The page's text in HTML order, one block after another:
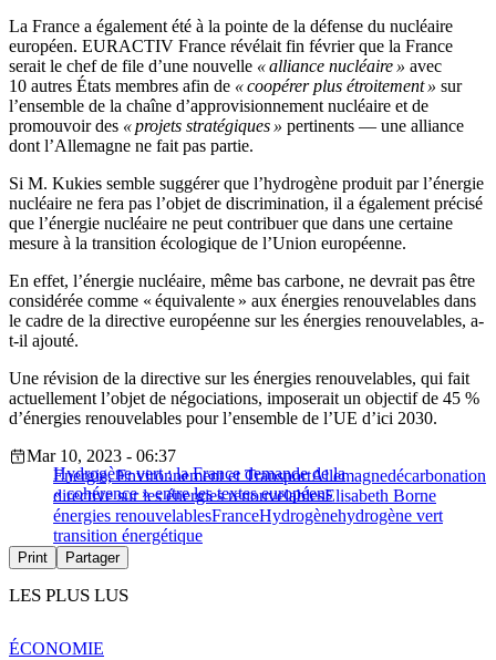
La France a également été à la pointe de la défense du nucléaire
européen. EURACTIV France révélait fin février que la France
serait le chef de file d’une nouvelle « alliance nucléaire » avec
10 autres États membres afin de « coopérer plus étroitement » sur
l’ensemble de la chaîne d’approvisionnement nucléaire et de
promouvoir des « projets stratégiques » pertinents — une alliance
dont l’Allemagne ne fait pas partie.
Si M. Kukies semble suggérer que l’hydrogène produit par l’énergie
nucléaire ne fera pas l’objet de discrimination, il a également précisé
que l’énergie nucléaire ne peut contribuer que dans une certaine
mesure à la transition écologique de l’Union européenne.
En effet, l’énergie nucléaire, même bas carbone, ne devrait pas être
considérée comme « équivalente » aux énergies renouvelables dans
le cadre de la directive européenne sur les énergies renouvelables, a-
t-il ajouté.
Une révision de la directive sur les énergies renouvelables, qui fait
actuellement l’objet de négociations, imposerait un objectif de 45 %
d’énergies renouvelables pour l’ensemble de l’UE d’ici 2030.
Hydrogène vert : la France demande de la
« cohérence » entre les textes européens
Mar 10, 2023 - 06:37
Energie, Environnement et TransportAllemagnedécarbonation
directive sur les énergies renouvelablesElisabeth Borne
énergies renouvelablesFranceHydrogènehydrogène vert
transition énergétique
Print Partager
LES PLUS LUS
ÉCONOMIE